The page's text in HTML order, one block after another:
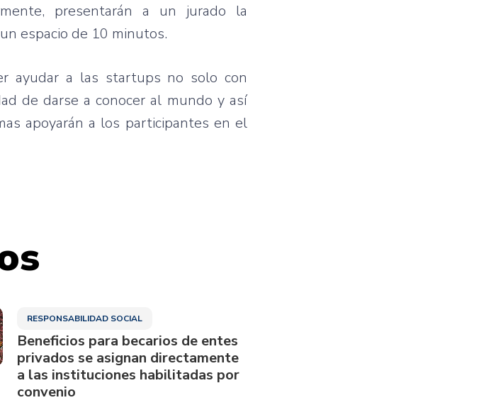
presentarán a un jurado la
espacio de 10 minutos.
ayudar a las startups no solo con
de darse a conocer al mundo y así
apoyarán a los participantes en el
RESPONSABILIDAD SOCIAL
Beneficios para becarios de entes
privados se asignan directamente
a las instituciones habilitadas por
convenio